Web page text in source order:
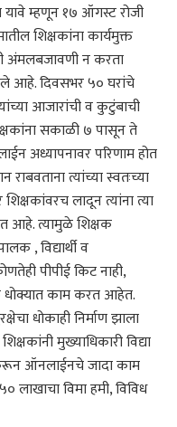
यावे म्हणून १७ ऑगस्ट रोजी
शिक्षकांना कार्यमुक्त
अंमलबजावणी न करता
आहे. दिवसभर ५० घरांचे
आजारांची व कुटुंबाची
सकाळी ७ पासून ते
अध्यापनावर परिणाम होत
त्यांच्या स्वतःच्या
लादून त्यांना त्या
आहे. त्यामुळे शिक्षक
, विद्यार्थी व
पीपीई किट नाही,
धोक्यात काम करत आहेत.
धोकाही निर्माण झाला
मुख्याधिकारी विद्या
ऑनलाईनचे जादा काम
लाखाचा विमा हमी, विविध